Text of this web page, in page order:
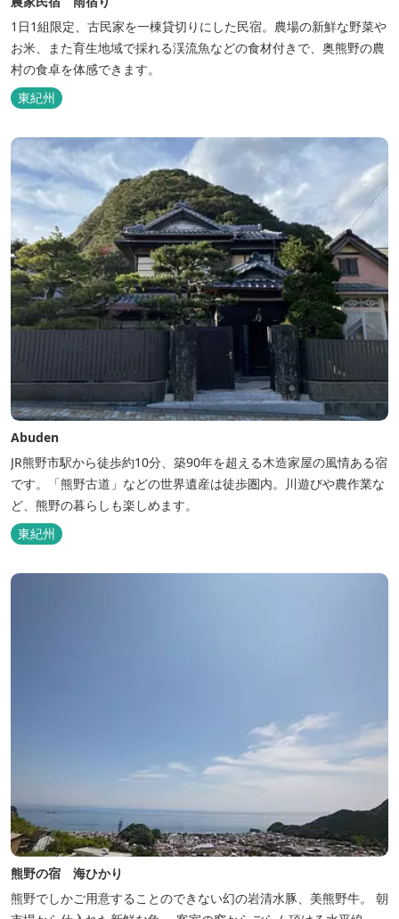
1日1組限定、古民家を一棟貸切りにした民宿。農場の新鮮な野菜や
お米、また育生地域で採れる渓流魚などの食材付きで、奥熊野の農
村の食卓を体感できます。
東紀州
Abuden
JR熊野市駅から徒歩約10分、築90年を超える木造家屋の風情ある宿
です。「熊野古道」などの世界遺産は徒歩圏内。川遊びや農作業な
ど、熊野の暮らしも楽しめます。
東紀州
熊野の宿 海ひかり
熊野でしかご用意することのできない幻の岩清水豚、美熊野牛。 朝